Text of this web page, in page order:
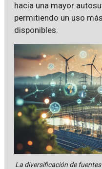
hacia una mayor
permitiendo un uso
disponibles.
La diversificación de